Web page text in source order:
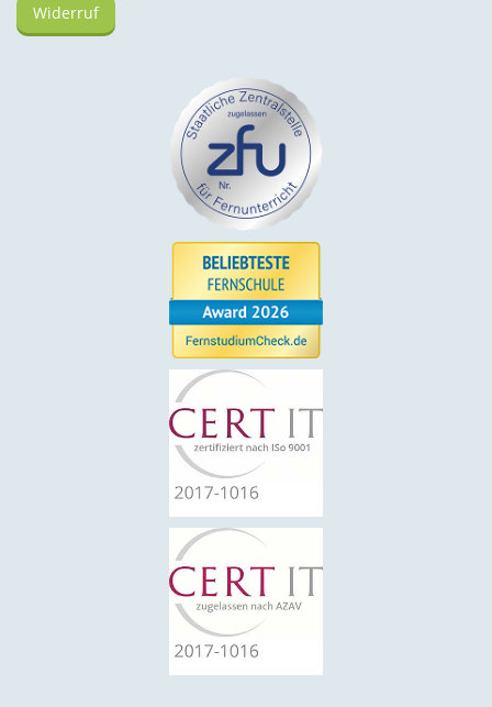
Widerruf